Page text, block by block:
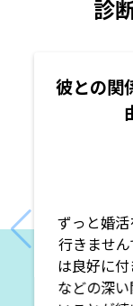
診
彼との関
ずっと婚
行きませ
は良好に
などの深